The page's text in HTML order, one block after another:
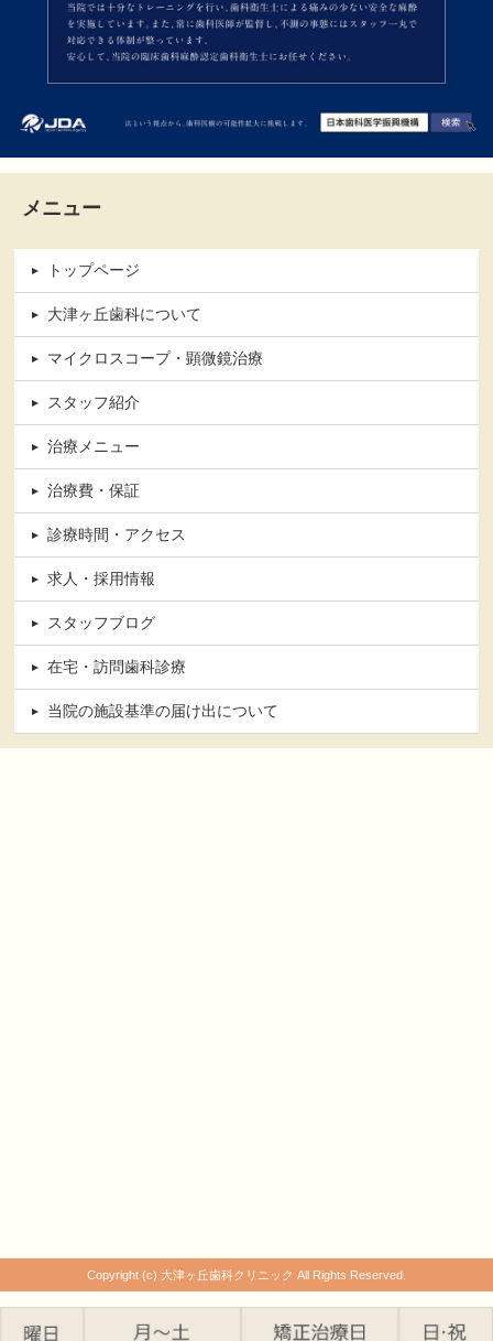
メニュー
トップページ
大津ヶ丘歯科について
マイクロスコープ・顕微鏡治療
スタッフ紹介
治療メニュー
治療費・保証
診療時間・アクセス
求人・採用情報
スタッフブログ
在宅・訪問歯科診療
当院の施設基準の届け出について
Copyright (c) 大津ヶ丘歯科クリニック All Rights Reserved.